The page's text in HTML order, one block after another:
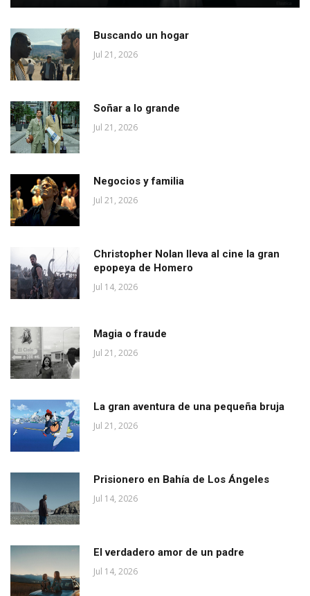
Buscando un hogar
Jul 21, 2026
Soñar a lo grande
Jul 21, 2026
Negocios y familia
Jul 21, 2026
Christopher Nolan lleva al cine la gran
epopeya de Homero
Jul 14, 2026
Magia o fraude
Jul 21, 2026
La gran aventura de una pequeña bruja
Jul 21, 2026
Prisionero en Bahía de Los Ángeles
Jul 14, 2026
El verdadero amor de un padre
Jul 14, 2026